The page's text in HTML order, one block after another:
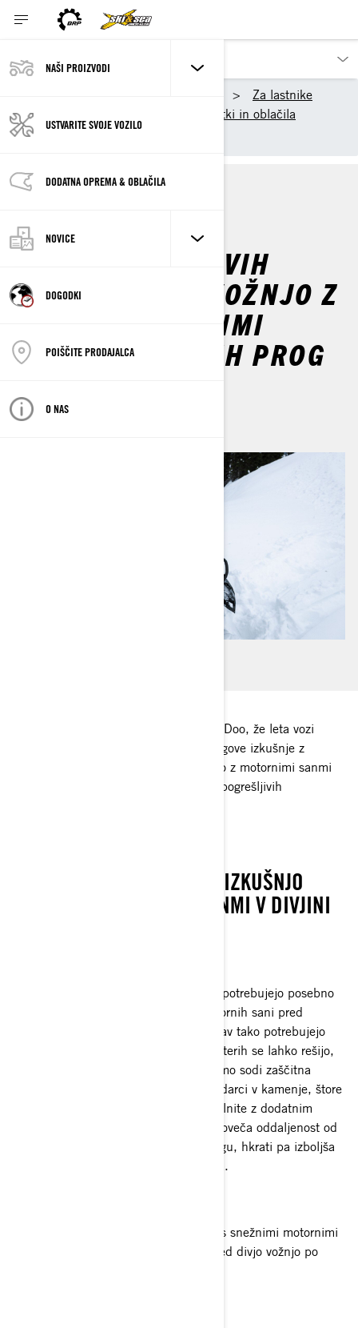
NAŠI PROIZVODI
USTVARITE SVOJE VOZILO
DODATNA OPREMA & OBLAČILA
NOVICE
DOGODKI
POIŠČITE PRODAJALCA
O NAS
Za lastnike
Ski-Doo dodatki in oblačila
Dodatki za motorne sani
5 NEPOGREŠLJIVIH
DODATKOV ZA VOŽNJO Z
MOTORNIMI SANMI
ZUNAJ UREJENIH PROG
junij 2026
Dave Norona, ambasador znamke Ski-Doo, že leta vozi
motorne sani zunaj urejenih prog. Njegove izkušnje z
opremo in pripomočki za gorsko vožnjo z motornimi sanmi
so brez primere. To je njegovih pet nepogrešljivih
KAKO NADGRADITI SVOJO IZKUŠNJO
VOŽNJE Z MOTORNIMI SANMI V DIVJINI
Vozniki, ki vozijo po globokem snegu, potrebujejo posebno
dodatno opremo za zaščito svojih motornih sani pred
ovirami, skritimi pod snežno odejo. Prav tako potrebujejo
boljša mesta za oprijem, s pomočjo katerih se lahko rešijo,
če obtičijo. Med to nepogrešljivo opremo sodi zaščitna
plošča, ki varuje podvozje sani pred udarci v kamenje, štore
in količke. Dave priporoča, da to dopolnite z dodatnim
sprednjim ali zadnjim odbijačem; ta poveča oddaljenost od
tal, kar olajša gibanje v globokem snegu, hkrati pa izboljša
vzvod pri vlečenju ali dvigovanju vozila.
Ta nepogrešljiv pripomoček za vožnjo s snežnimi motornimi
sanmi stabilizira vaša stopala in jih med divjo vožnjo po